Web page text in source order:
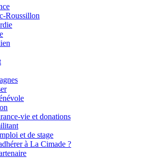
Roussillon
vie et donations
et de stage
à La Cimade ?